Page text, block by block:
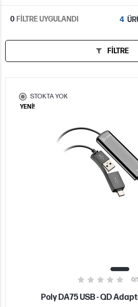
0 FİLTRE UYGULANDI 4
FILTRE
STOKTA YOK
YENİ!
0/
Poly DA75 USB - QD